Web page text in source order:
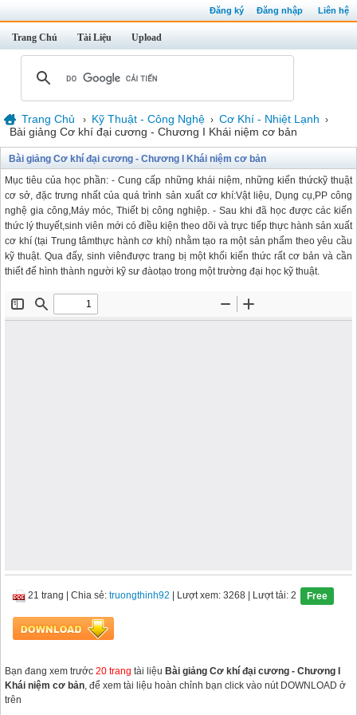
Đăng ký Đăng nhập Liên hệ
Trang Chủ Tài Liệu Upload
Trang Chủ › Kỹ Thuật - Công Nghệ › Cơ Khí - Nhiệt Lạnh ›
Bài giảng Cơ khí đại cương - Chương I Khái niệm cơ bản
Bài giảng Cơ khí đại cương - Chương I Khái niệm cơ bản
Mục tiêu của học phần: - Cung cấp những khái niệm, những kiến thứckỹ thuật
cơ sở, đặc trưng nhất của quá trình sản xuất cơ khí:Vật liệu, Dụng cụ,PP công
nghệ gia công,Máy móc, Thiết bị công nghiệp. - Sau khi đã học được các kiến
thức lý thuyết,sinh viên mới có điều kiện theo dõi và trực tiếp thực hành sản xuất
cơ khí (tại Trung tâmthực hành cơ khí) nhằm tạo ra một sản phẩm theo yêu cầu
kỹ thuật. Qua đấy, sinh viênđược trang bị một khối kiến thức rất cơ bản và cần
thiết để hình thành người kỹ sư đàotạo trong một trường đại học kỹ thuật.
21 trang Chia sẻ: truongthinh92 | Lượt xem: 3268 | Lượt tải: 2 Free
Bạn đang xem trước 20 trang tài liệu Bài giảng Cơ khí đại cương - Chương I
Khái niệm cơ bản, để xem tài liệu hoàn chỉnh bạn click vào nút DOWNLOAD ở
trên